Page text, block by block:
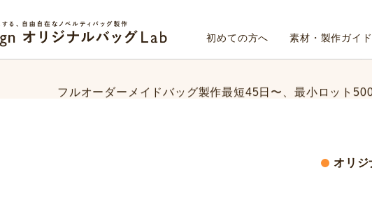
初めての方へ 素材・製作ガイド
オリジナルバッグのデザイン、素材、数量、納期など、まず
最小ロット
オリジ